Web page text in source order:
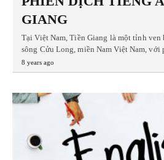
GIANG
Tại Việt Nam, Tiền Giang là một tỉnh ven
sông Cửu Long, miền Nam Việt Nam,
8 years ago